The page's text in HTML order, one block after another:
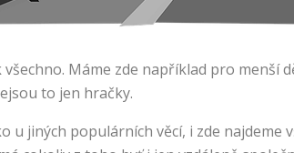
všechno. Máme zde například pro menší
to jen hračky.
u jiných populárních věcí, i zde